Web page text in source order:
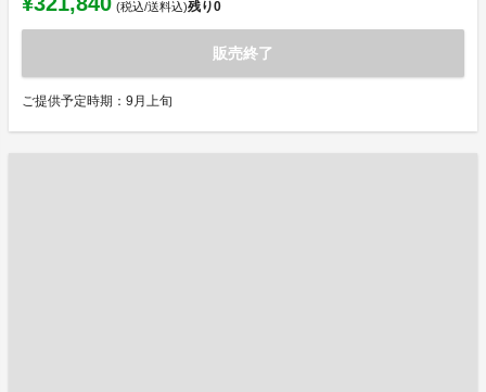
(税込/送料込)残り0
販売終了
ご提供予定時期：9月上旬